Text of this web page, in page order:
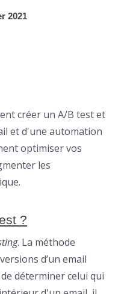
2021
créer un A/B test et
et d'une automation
optimiser vos
les
?
. La méthode
d’un email
déterminer celui qui